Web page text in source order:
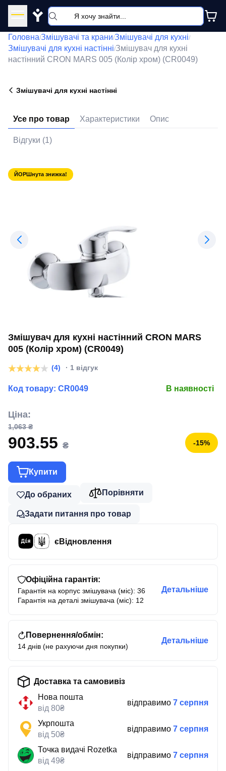
Y
Головна/Змішувачі та крани/Змішувачі для кухні/
Змішувачі для кухні настінні/Змішувач для кухні
настінний CRON MARS 005 (Колір хром) (CR0049)
Змішувачі для кухні настінні
Усе про товар Характеристики Опис
Відгуки (1)
ЙОРШнута знижка!
Змішувач для кухні настінний CRON MARS
005 (Колір хром) (CR0049)
(4) · 1 відгук
Код товару: CR0049 В наявності
Ціна:
1,063 ₴
903.55 ₴ -15%
Купити
До обраних Порівняти
Задати питання про товар
єВідновлення
Офіційна гарантія:
Гарантія на корпус змішувача (міс): 36
Гарантія на деталі змішувача (міс): 12
Детальніше
Повернення/обмін:
14 днів (не рахуючи дня покупки)
Детальніше
Доставка та самовивіз
Нова пошта
від 80₴
відправимо 7 серпня
Укрпошта
від 50₴
відправимо 7 серпня
Точка видачі Rozetka
від 49₴
відправимо 7 серпня